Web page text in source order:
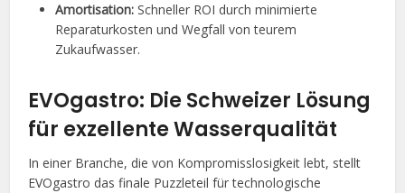
Amortisation: Schneller ROI durch minimierte
Reparaturkosten und Wegfall von teurem
Zukaufwasser.
EVOgastro: Die Schweizer Lösung
für exzellente Wasserqualität
In einer Branche, die von Kompromisslosigkeit lebt, stellt
EVOgastro das finale Puzzleteil für technologische